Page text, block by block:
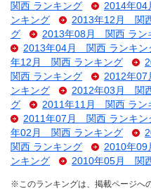
関西 ランキング
2014年
ンキング
2013年12月 関
グ
2013年08月 関西 ラン
2013年04月 関西 ランキン
年12月 関西 ランキング
関西 ランキング
2012年
ンキング
2012年03月 関
グ
2011年11月 関西 ラン
2011年07月 関西 ランキン
年02月 関西 ランキング
関西 ランキング
2010年
ンキング
2010年05月 関
※このランキングは、掲載ページへ